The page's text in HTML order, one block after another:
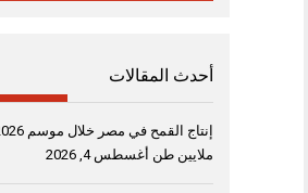
أحدث المقالات
ملايين طن أغسطس 4, 2026